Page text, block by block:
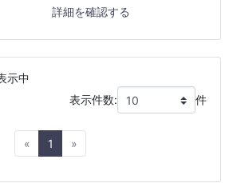
詳細を確認する
示中
表示件数:
件
« Previous
1 »Next